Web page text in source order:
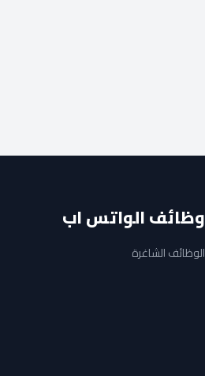
وظائف الواتس اب
الوظائف الشاغرة